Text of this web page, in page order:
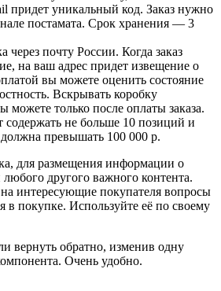
придет уникальный код. Заказ нужно
постамата. Срок хранения — 3
через почту России. Когда заказ
на ваш адрес придет извещение о
вы можете оценить состояние
Вскрывать коробку
можете только после оплаты заказа.
содержать не больше 10 позиций и
должна превышать 100 000 р.
для размещения информации о
любого другого важного контента.
интересующие покупателя вопросы
в покупке. Используйте её по своему
вернуть обратно, изменив одну
Очень удобно.